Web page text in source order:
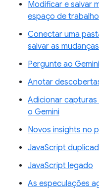
Modificar e salvar
espaço de
Conectar uma
salvar as
Pergunte ao
Anotar
Adicionar capturas
o Gemini
Novos insights no
JavaScript
JavaScript legado
As especulações